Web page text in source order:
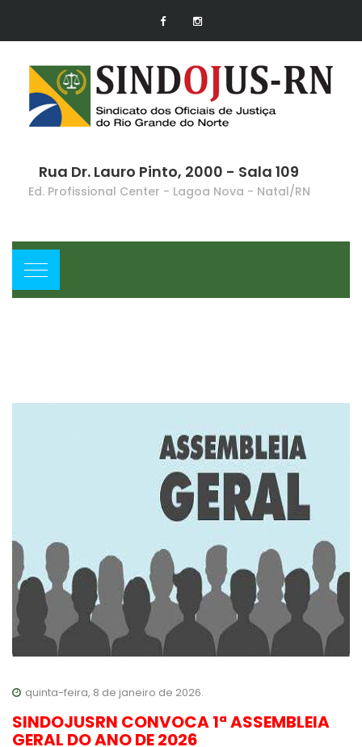
Rua Dr. Lauro Pinto, 2000 - Sala 109
Ed. Profissional Center - Lagoa Nova - Natal/RN
quinta-feira, 8 de janeiro de 2026.
SINDOJUSRN CONVOCA 1ª ASSEMBLEIA
GERAL DO ANO DE 2026